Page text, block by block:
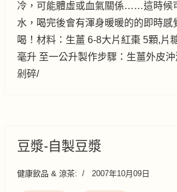
冷，可能體虛或血氣關係……這時候
水，喝完後會有渾身暖暖的的即時感
喝！材料：生薑 6-8大片紅棗 5顆,片
毫升 至一公升製作步驟：生薑外皮沖
剁碎/
豆漿-自製豆漿
健康飲品 & 涼茶: 2007年10月09日